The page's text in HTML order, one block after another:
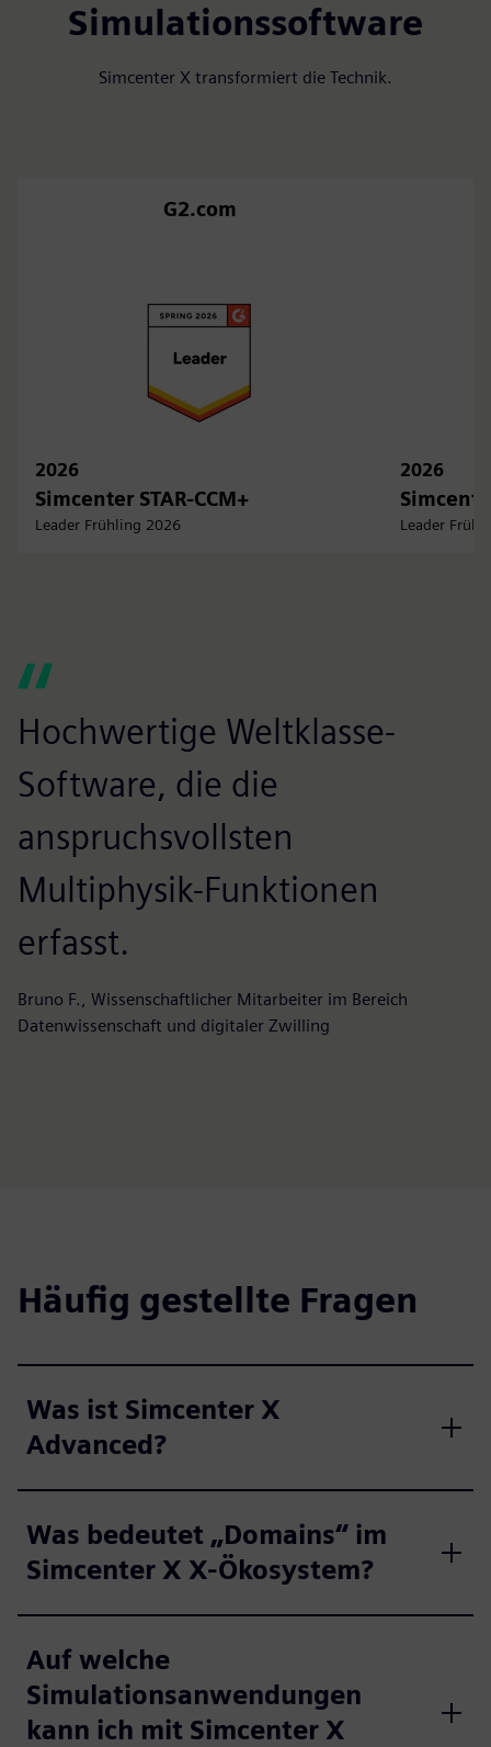
Simulationssoftware
Simcenter X transformiert die Technik.
G2.com
2026
Simcenter STAR-CCM+
Leader Frühling 2026
2026
Leader
Hochwertige Weltklasse-
Software, die die
anspruchsvollsten
Multiphysik-Funktionen
erfasst.
Bruno F., Wissenschaftlicher Mitarbeiter im Bereich
Datenwissenschaft und digitaler Zwilling
Häufig gestellte Fragen
Was ist Simcenter X
Advanced?
Was bedeutet „Domains“ im
Simcenter X X-Ökosystem?
Auf welche
Simulationsanwendungen
kann ich mit Simcenter X